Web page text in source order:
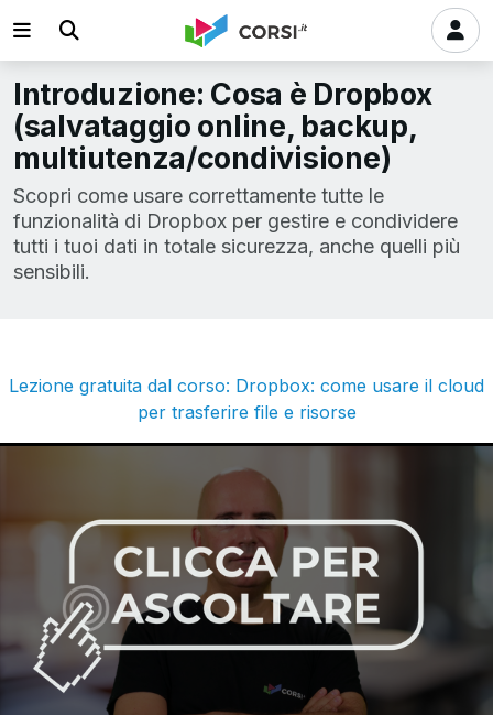
Introduzione: Cosa è Dropbox
(salvataggio online, backup,
multiutenza/condivisione)
Scopri come usare correttamente tutte le
funzionalità di Dropbox per gestire e condividere
tutti i tuoi dati in totale sicurezza, anche quelli più
sensibili.
Lezione gratuita dal corso: Dropbox: come usare il cloud
per trasferire file e risorse